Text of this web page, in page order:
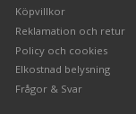
Köpvillkor
Reklamation och retur
Policy och cookies
Elkostnad belysning
Frågor & Svar